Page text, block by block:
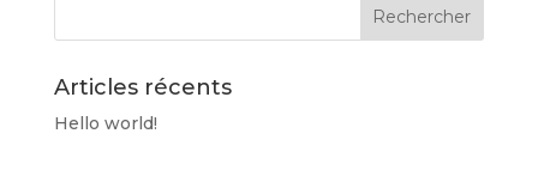
peuvent
Articles récents
Hello world!